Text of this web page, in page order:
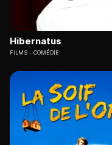
Hibernatus
FILMS COMÉDIE